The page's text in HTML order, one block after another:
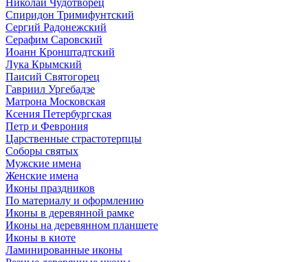
Николай Чудотворец
Спиридон Тримифунтский
Сергий Радонежский
Серафим Саровский
Иоанн Кронштадтский
Лука Крымский
Паисий Святогорец
Гавриил Ургебадзе
Матрона Московская
Ксения Петербургская
Петр и Феврония
Царственные страстотерпцы
Соборы святых
Мужские имена
Женские имена
Иконы праздников
По материалу и оформлению
Иконы в деревянной рамке
Иконы на деревянном планшете
Иконы в киоте
Ламинированные иконы